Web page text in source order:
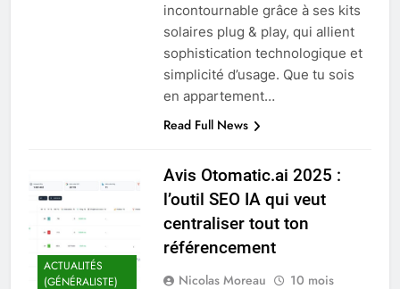
incontournable grâce à ses kits
solaires plug & play, qui allient
sophistication technologique et
simplicité d’usage. Que tu sois
en appartement…
Read Full News
ACTUALITÉS
(GÉNÉRALISTE)
Avis Otomatic.ai 2025 :
l’outil SEO IA qui veut
centraliser tout ton
référencement
Nicolas Moreau
10 mois